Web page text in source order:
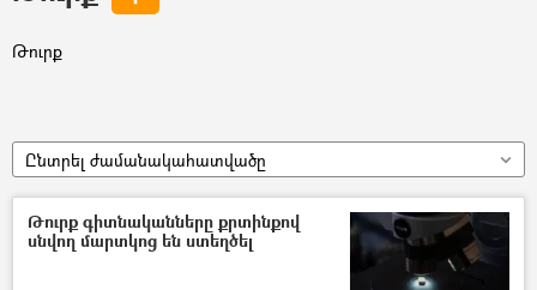
Թուրք
Ընտրել ժամանակահատվածը
Թուրք գիտնականները քրտինքով
սնվող մարտկոց են ստեղծել